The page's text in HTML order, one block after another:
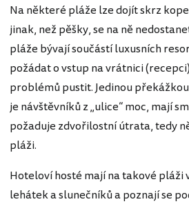
Na některé pláže lze dojít skrz
jinak, než pěšky, se na ně
pláže bývají součástí luxusních
požádat o vstup na vrátnici
problémů pustit. Jedinou
je návštěvníků z „ulice“ moc, mají
požaduje zdvořilostní útrata, tedy
pláži.
Hoteloví hosté mají na takové pláži
lehátek a slunečníků a poznají se